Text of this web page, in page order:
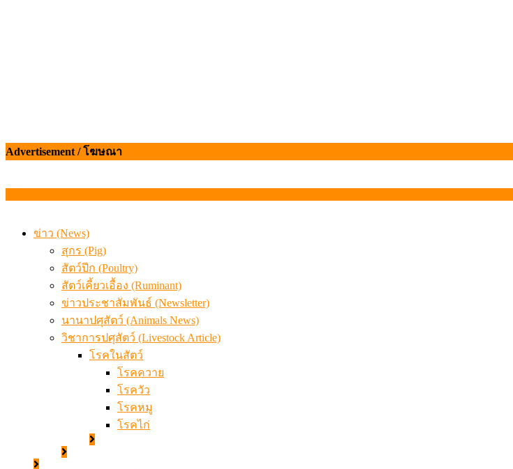
Advertisement / โฆษณา
ข่าว (News)
สุกร (Pig)
สัตว์ปีก (Poultry)
สัตว์เคี้ยวเอื้อง (Ruminant)
ข่าวประชาสัมพันธ์ (Newsletter)
นานาปศุสัตว์ (Animals News)
วิชาการปศุสัตว์ (Livestock Article)
โรคในสัตว์
โรคควาย
โรควัว
โรคหมู
โรคไก่